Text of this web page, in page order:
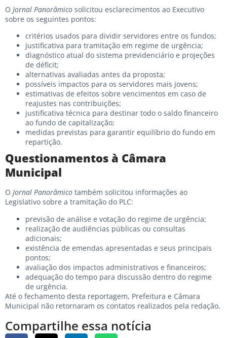
O Jornal Panorâmico solicitou esclarecimentos ao Executivo
sobre os seguintes pontos:
critérios usados para dividir servidores entre os fundos;
justificativa para tramitação em regime de urgência;
diagnóstico atual do sistema previdenciário e projeções
de déficit;
alternativas avaliadas antes da proposta;
possíveis impactos para os servidores mais jovens;
estimativas de efeitos sobre vencimentos em caso de
reajustes nas contribuições;
justificativa técnica para destinar todo o saldo financeiro
ao fundo de capitalização;
medidas previstas para garantir equilíbrio do fundo em
repartição.
Questionamentos à Câmara
Municipal
O Jornal Panorâmico também solicitou informações ao
Legislativo sobre a tramitação do PLC:
previsão de análise e votação do regime de urgência;
realização de audiências públicas ou consultas
adicionais;
existência de emendas apresentadas e seus principais
pontos;
avaliação dos impactos administrativos e financeiros;
adequação do tempo para discussão dentro do regime
de urgência.
Até o fechamento desta reportagem, Prefeitura e Câmara
Municipal não retornaram os contatos realizados pela redação.
Compartilhe essa notícia